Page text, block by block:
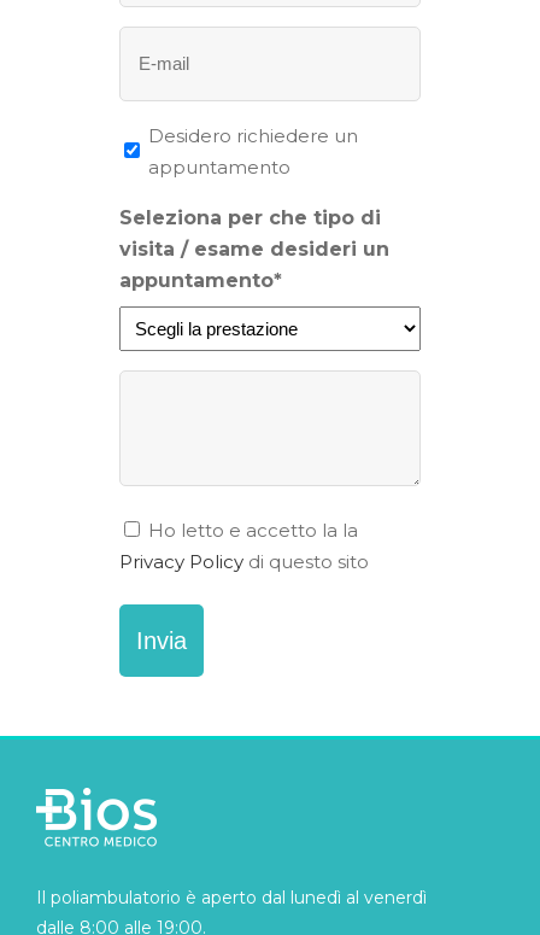
(Obbligatorio)
Desidero
richiedere
appuntamento
Desidero richiedere un
appuntamento
Seleziona per che tipo di
visita / esame desideri un
appuntamento*
Consenso
Ho letto e accetto la la
Privacy Policy di questo sito
Il poliambulatorio è aperto dal lunedì al venerdì
dalle 8:00 alle 19:00.